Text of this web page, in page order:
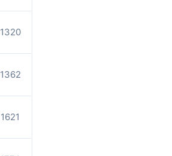
1320
1362
1621